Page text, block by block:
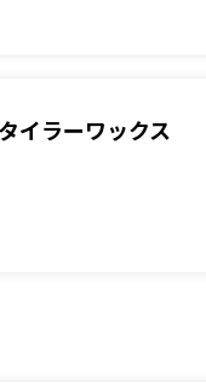
イラーワックス